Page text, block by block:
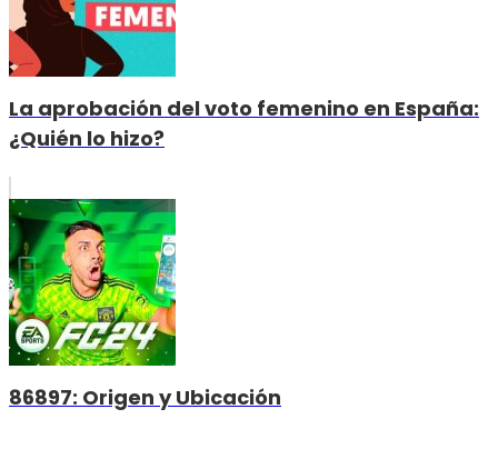
La aprobación del voto femenino en España:
¿Quién lo hizo?
86897: Origen y Ubicación